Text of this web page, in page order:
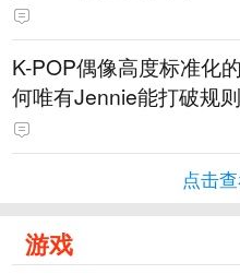
K-POP偶像高度标准化
何唯有Jennie能打破规
点击
游戏